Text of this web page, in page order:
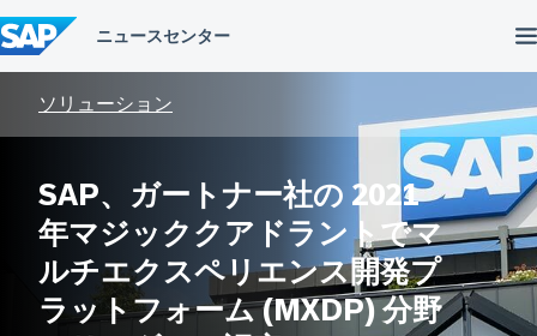
ン
テ
ン
ソリューション
SAP、ガートナー社の 2021
年マジッククアドラントでマ
ルチエクスペリエンス開発プ
ラットフォーム (MXDP) 分野